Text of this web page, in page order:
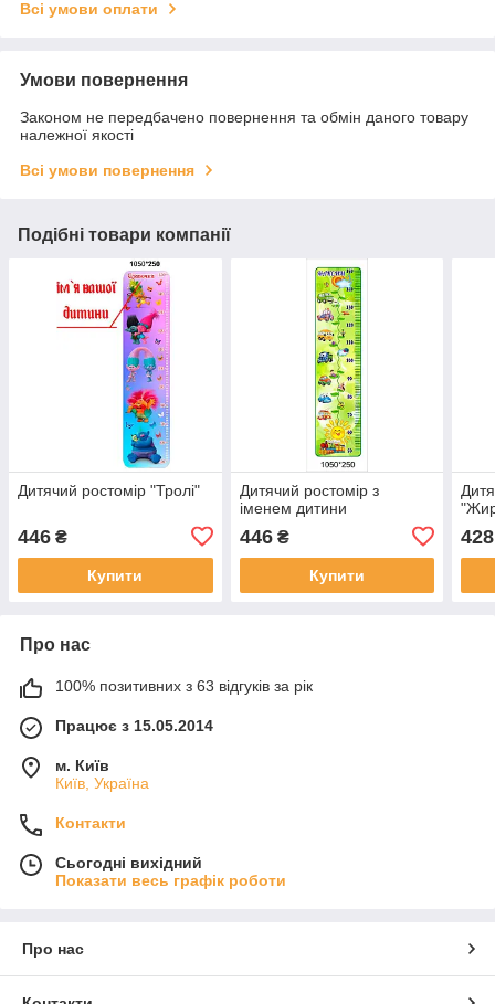
Всі умови оплати
Умови повернення
Законом не передбачено повернення та обмін даного товару
належної якості
Всі умови повернення
Подібні товари компанії
Дитячий ростомір "Тролі"
446 ₴
Купити
Дитячий ростомір з
іменем дитини
446₴
Купити
428
Про нас
100% позитивних з 63 відгуків за рік
Працює з 15.05.2014
м. Київ
Київ, Україна
Контакти
Сьогодні вихідний
Показати весь графік роботи
Про нас